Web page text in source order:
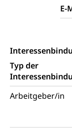
E-
Typ der
Arbeitgeber/in
AHV / IV
Altersrente,
Säule,